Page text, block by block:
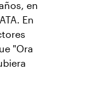
en
En
"Ora